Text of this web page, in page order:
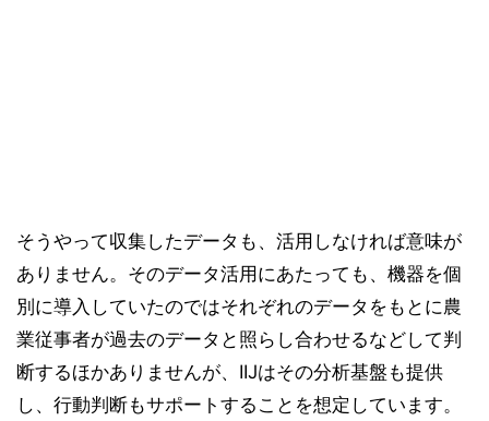
そうやって収集したデータも、活用しなければ意味が
ありません。そのデータ活用にあたっても、機器を個
別に導入していたのではそれぞれのデータをもとに農
業従事者が過去のデータと照らし合わせるなどして判
断するほかありませんが、IIJはその分析基盤も提供
し、行動判断もサポートすることを想定しています。